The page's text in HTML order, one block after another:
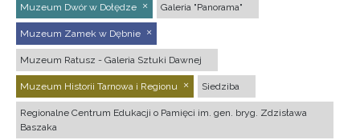
Muzeum Dwór w Dołędze Galeria "Panorama"
Muzeum Zamek w Dębnie
Muzeum Ratusz - Galeria Sztuki Dawnej
Muzeum Historii Tarnowa i Regionu Siedziba
Regionalne Centrum Edukacji o Pamięci im. gen. bryg. Zdzisława
Baszaka